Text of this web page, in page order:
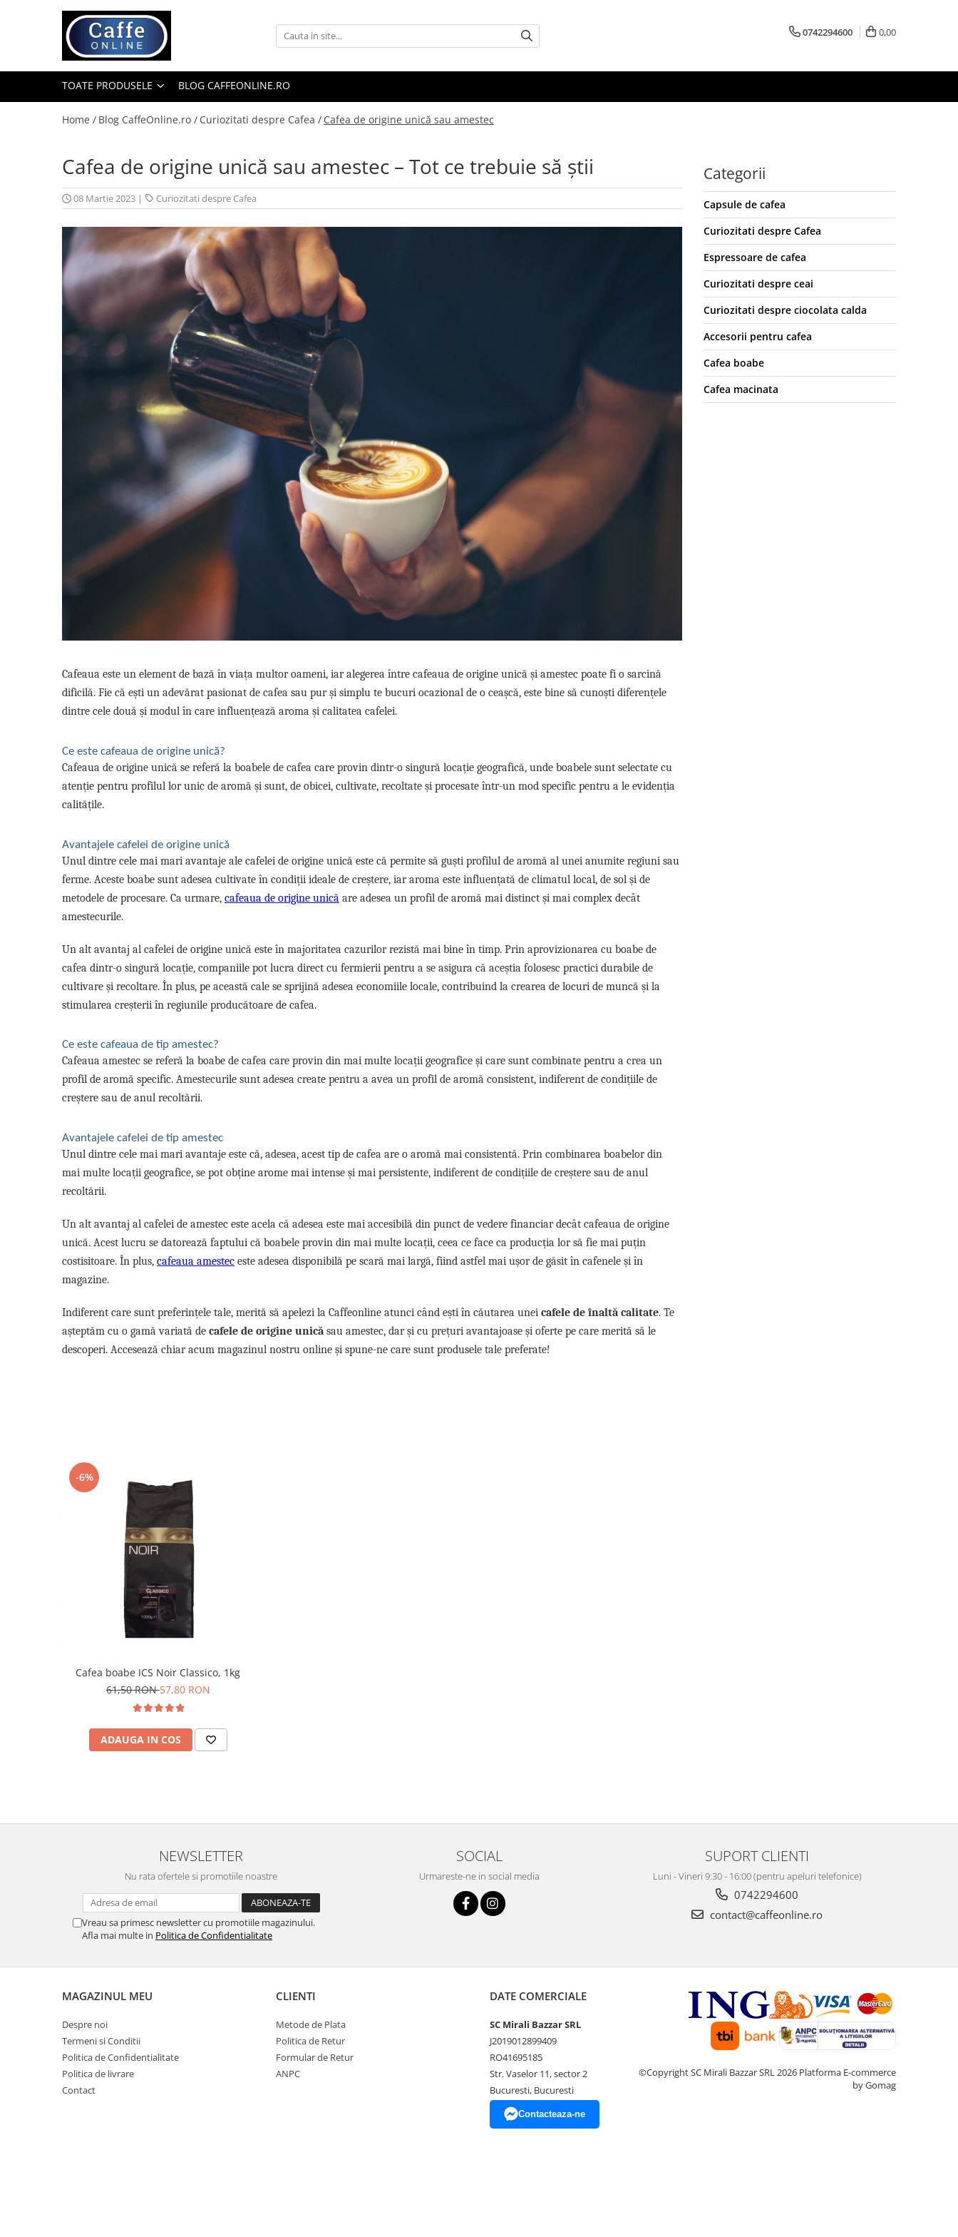
Toate Produsele
Capsule Cafea
Cafea Instant
Espressoare
Aparate capsule
Aparate clasice
Complementare
Pliculete Zahar si Miere
Stabilizatoare tensiune
Piese schimb espressoare
Accesorii si intretinere
0742294600 0,00
TOATE PRODUSELE BLOG CAFFEONLINE.RO
Home / Blog CaffeOnline.ro / Curiozitati despre Cafea / Cafea de origine unică sau amestec
Cafea de origine unică sau amestec – Tot ce trebuie să știi
08 Martie 2023 | Curiozitati despre Cafea
Cafeaua este un element de bază în viața multor oameni, iar alegerea între cafeaua de origine unică și amestec poate fi o sarcină
dificilă. Fie că ești un adevărat pasionat de cafea sau pur și simplu te bucuri ocazional de o ceașcă, este bine să cunoști diferențele
dintre cele două și modul în care influențează aroma și calitatea cafelei.
Ce este cafeaua de origine unică?
Cafeaua de origine unică se referă la boabele de cafea care provin dintr-o singură locație geografică, unde boabele sunt selectate cu
atenție pentru profilul lor unic de aromă și sunt, de obicei, cultivate, recoltate și procesate într-un mod specific pentru a le evidenția
calitățile.
Avantajele cafelei de origine unică
Unul dintre cele mai mari avantaje ale cafelei de origine unică este că permite să guști profilul de aromă al unei anumite regiuni sau
ferme. Aceste boabe sunt adesea cultivate în condiții ideale de creștere, iar aroma este influențată de climatul local, de sol și de
metodele de procesare. Ca urmare, cafeaua de origine unică are adesea un profil de aromă mai distinct și mai complex decât
amestecurile.
Un alt avantaj al cafelei de origine unică este în majoritatea cazurilor rezistă mai bine în timp. Prin aprovizionarea cu boabe de
cafea dintr-o singură locație, companiile pot lucra direct cu fermierii pentru a se asigura că aceștia folosesc practici durabile de
cultivare și recoltare. În plus, pe această cale se sprijină adesea economiile locale, contribuind la crearea de locuri de muncă și la
stimularea creșterii în regiunile producătoare de cafea.
Ce este cafeaua de tip amestec?
Cafeaua amestec se referă la boabe de cafea care provin din mai multe locații geografice și care sunt combinate pentru a crea un
profil de aromă specific. Amestecurile sunt adesea create pentru a avea un profil de aromă consistent, indiferent de condițiile de
creștere sau de anul recoltării.
Avantajele cafelei de tip amestec
Unul dintre cele mai mari avantaje este că, adesea, acest tip de cafea are o aromă mai consistentă. Prin combinarea boabelor din
mai multe locații geografice, se pot obține arome mai intense și mai persistente, indiferent de condițiile de creștere sau de anul
recoltării.
Un alt avantaj al cafelei de amestec este acela că adesea este mai accesibilă din punct de vedere financiar decât cafeaua de origine
unică. Acest lucru se datorează faptului că boabele provin din mai multe locații, ceea ce face ca producția lor să fie mai puțin
costisitoare. În plus, cafeaua amestec este adesea disponibilă pe scară mai largă, fiind astfel mai ușor de găsit în cafenele și în
magazine.
Indiferent care sunt preferințele tale, merită să apelezi la Caffeonline atunci când ești în căutarea unei cafele de înaltă calitate. Te
așteptăm cu o gamă variată de cafele de origine unică sau amestec, dar și cu prețuri avantajoase și oferte pe care merită să le
descoperi. Accesează chiar acum magazinul nostru online și spune-ne care sunt produsele tale preferate!
Categorii
Capsule de cafea
Curiozitati despre Cafea
Espressoare de cafea
Curiozitati despre ceai
Curiozitati despre ciocolata calda
Accesorii pentru cafea
Cafea boabe
Cafea macinata
-6%
Cafea boabe ICS Noir Classico, 1kg
61,50 RON57,80 RON
ADAUGA IN COS
NEWSLETTER
Nu rata ofertele si promotiile noastre
Vreau sa primesc newsletter cu promotiile magazinului.
Afla mai multe in Politica de Confidentialitate
SOCIAL
Urmareste-ne in social media
SUPORT CLIENTI
Luni - Vineri 9:30 - 16:00 (pentru apeluri telefonice)
0742294600
contact@caffeonline.ro
MAGAZINUL MEU
Despre noi
Termeni si Conditii
Politica de Confidentialitate
Politica de livrare
Contact
CLIENTI
Metode de Plata
Politica de Retur
Formular de Retur
ANPC
DATE COMERCIALE
SC Mirali Bazzar SRL
J2019012899409
RO41695185
Str. Vaselor 11, sector 2
Bucuresti, Bucuresti
Contacteaza-ne
©Copyright SC Mirali Bazzar SRL 2026 Platforma E-commerce
by Gomag